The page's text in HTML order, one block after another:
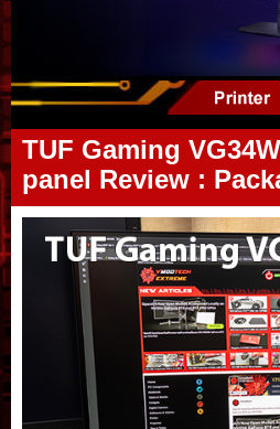
TUF Gaming
panel Review :